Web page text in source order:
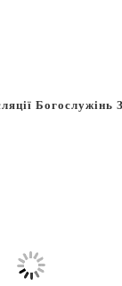
Богослужінь